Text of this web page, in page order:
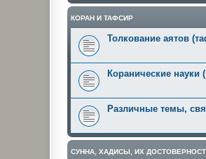
КОРАН И ТАФСИР
Толкование аятов
Коранические науки
Различные темы,
СУННА, ХАДИСЫ, ИХ